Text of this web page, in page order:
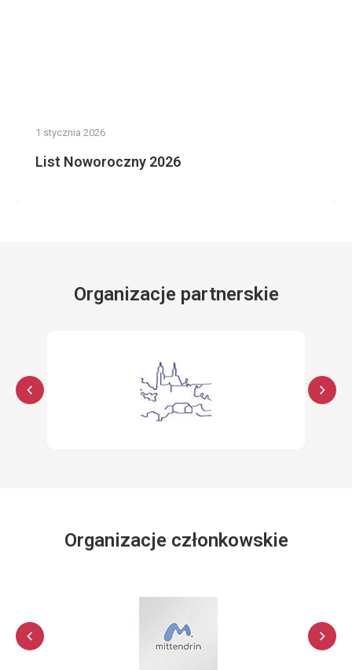
1 stycznia 2026
List Noworoczny 2026
Organizacje partnerskie
Organizacje członkowskie